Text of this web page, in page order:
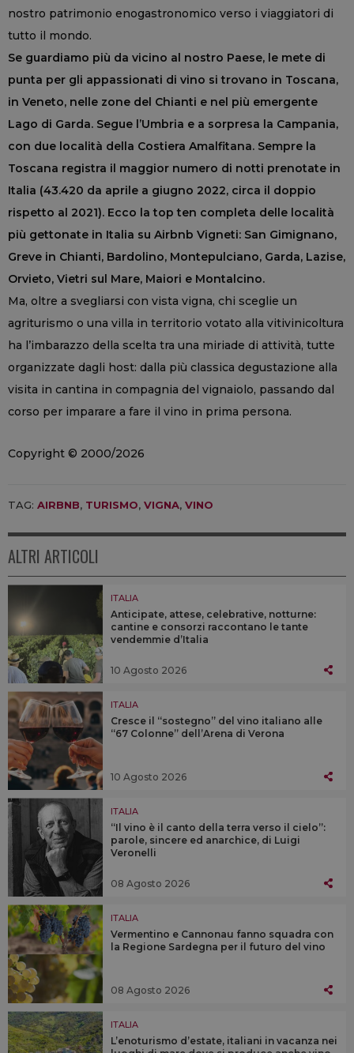
nostro patrimonio enogastronomico verso i viaggiatori di
tutto il mondo.
Se guardiamo più da vicino al nostro Paese, le mete di
punta per gli appassionati di vino si trovano in Toscana,
in Veneto, nelle zone del Chianti e nel più emergente
Lago di Garda. Segue l’Umbria e a sorpresa la Campania,
con due località della Costiera Amalfitana. Sempre la
Toscana registra il maggior numero di notti prenotate in
Italia (43.420 da aprile a giugno 2022, circa il doppio
rispetto al 2021). Ecco la top ten completa delle località
più gettonate in Italia su Airbnb Vigneti: San Gimignano,
Greve in Chianti, Bardolino, Montepulciano, Garda, Lazise,
Orvieto, Vietri sul Mare, Maiori e Montalcino.
Ma, oltre a svegliarsi con vista vigna, chi sceglie un
agriturismo o una villa in territorio votato alla vitivinicoltura
ha l’imbarazzo della scelta tra una miriade di attività, tutte
organizzate dagli host: dalla più classica degustazione alla
visita in cantina in compagnia del vignaiolo, passando dal
corso per imparare a fare il vino in prima persona.
Copyright © 2000/2026
TAG: AIRBNB, TURISMO, VIGNA, VINO
ALTRI ARTICOLI
ITALIA
Anticipate, attese, celebrative, notturne:
cantine e consorzi raccontano le tante
vendemmie d’Italia
10 Agosto 2026
ITALIA
Cresce il “sostegno” del vino italiano alle
“67 Colonne” dell’Arena di Verona
10 Agosto 2026
ITALIA
“Il vino è il canto della terra verso il cielo”:
parole, sincere ed anarchice, di Luigi
Veronelli
08 Agosto 2026
ITALIA
Vermentino e Cannonau fanno squadra con
la Regione Sardegna per il futuro del vino
08 Agosto 2026
ITALIA
L’enoturismo d’estate, italiani in vacanza nei